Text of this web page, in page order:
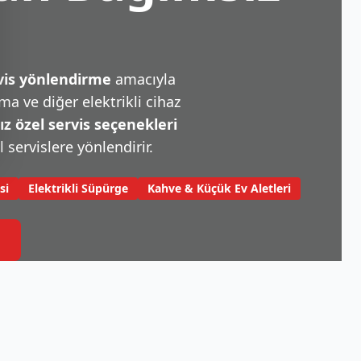
yönlendirme amacıyla
ve diğer elektrikli cihaz
özel servis seçenekleri
servislere yönlendirir.
Elektrikli Süpürge Kahve & Küçük Ev Aletleri